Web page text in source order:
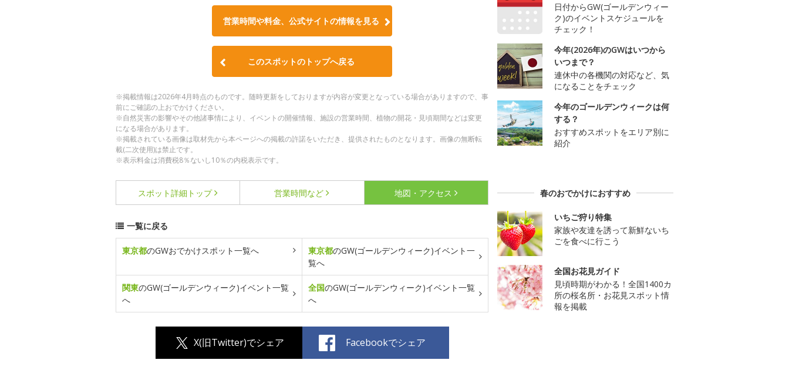
営業時間や料金、公式サイトの情報を見る
このスポットのトップへ戻る
※掲載情報は2026年4月時点のものです。随時更新をしておりますが内容が変更となっている場合がありますので、事
前にご確認の上おでかけください。
※自然災害の影響やその他諸事情により、イベントの開催情報、施設の営業時間、植物の開花・見頃期間などは変更
になる場合があります。
※掲載されている画像は取材先から本ページへの掲載の許諾をいただき、提供されたものとなります。画像の無断転
載(二次使用)は禁止です。
※表示料金は消費税8％ないし10％の内税表示です。
スポット詳細 トップ 営業時間など 地図・アクセス
一覧に戻る
東京都のGWおでかけスポット一覧へ 東京都のGW(ゴールデンウィーク)イベント一
覧へ
関東のGW(ゴールデンウィーク)イベント一覧
へ
全国のGW(ゴールデンウィーク)イベント一覧
へ
X(旧Twitter)でシェア Facebookでシェア
日付からGW(ゴールデンウィー
ク)のイベントスケジュールを
チェック！
今年(2026年)のGWはいつから
いつまで？
連休中の各機関の対応など、気
になることをチェック
今年のゴールデンウィークは何
する？
おすすめスポットをエリア別に
紹介
春のおでかけにおすすめ
いちご狩り特集
家族や友達を誘って新鮮ないち
ごを食べに行こう
全国お花見ガイド
見頃時期がわかる！全国1400カ
所の桜名所・お花見スポット情
報を掲載